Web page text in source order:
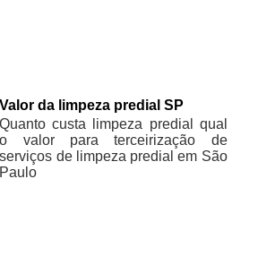
Valor da limpeza predial SP
Quanto custa limpeza predial qual
o valor para terceirização de
serviços de limpeza predial em São
Paulo